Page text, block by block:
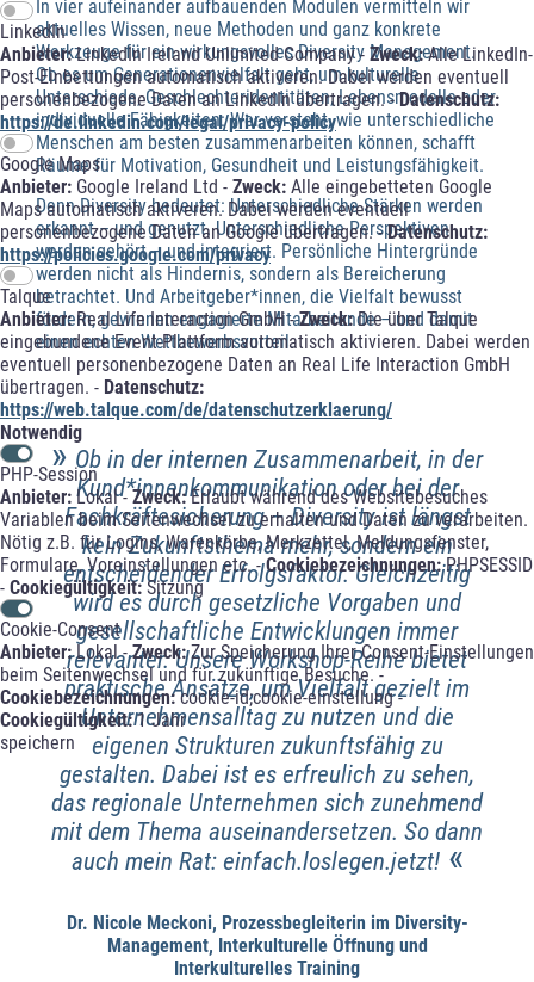
LinkedIn
Anbieter:LinkedIn Ireland Unlimited Company - Zweck:Alle LinkedIn-
Post-Einbettungen automatisch aktiveren. Dabei werden eventuell
personenbezogene Daten an LinkedIn übertragen. -Datenschutz:
https://de.linkedin.com/legal/privacy-policy
Google Maps
Anbieter: Google Ireland Ltd - Zweck: Alle eingebetteten Google
Maps automatisch aktiveren. Dabei werden eventuell
personenbezogene Daten an Google übertragen. -Datenschutz:
https://policies.google.com/privacy
Talque
Anbieter:Real Life Interaction GmbH -Zweck:Die über Talque
eingebundene Event-Plattform automatisch aktivieren. Dabei werden
eventuell personenbezogene Daten an Real Life Interaction GmbH
übertragen. - Datenschutz:
https://web.talque.com/de/datenschutzerklaerung/
Notwendig
PHP-Session
Anbieter: Lokal - Zweck:Erlaubt während des Websitebesuches
Variablen beim Seitenwechsel zu erhalten und Daten zu verarbeiten.
Nötig z.B. für Logins, Warenkörbe, Merkzettel, Meldungsfenster,
Formulare, Voreinstellungen etc. -Cookiebezeichnungen:PHPSESSID
- Cookiegültigkeit:Sitzung
Cookie-Consent
Anbieter:Lokal -Zweck:Zur Speicherung Ihrer Consent-Einstellungen
beim Seitenwechsel und für zukünftige Besuche. -
Cookiebezeichnungen:cookie-id;cookie-einstellung -
Cookiegültigkeit:1 Jahr
speichern
In vier aufeinander aufbauenden Modulen vermitteln wir
aktuelles Wissen, neue Methoden und ganz konkrete
Werkzeuge für ein wirkungsvolles Diversity Management.
Ob es um Generationenvielfalt geht, um kulturelle
Unterschiede, Geschlechteridentitäten, Lebensmodelle oder
individuelle Fähigkeiten: Wer versteht, wie unterschiedliche
Menschen am besten zusammenarbeiten können, schafft
Räume für Motivation, Gesundheit und Leistungsfähigkeit.
Denn Diversity bedeutet: Unterschiedliche Stärken werden
erkannt – und genutzt. Unterschiedliche Perspektiven
werden gehört – und integriert. Persönliche Hintergründe
werden nicht als Hindernis, sondern als Bereicherung
betrachtet. Und Arbeitgeber*innen, die Vielfalt bewusst
fördern, gewinnen engagierte Mitarbeitende – und damit
einen echten Wettbewerbsvorteil.
»Ob in der internen Zusammenarbeit, in der
Kund*innenkommunikation oder bei der
Fachkräftesicherung – Diversity ist längst
kein Zukunftsthema mehr, sondern ein
entscheidender Erfolgsfaktor. Gleichzeitig
wird es durch gesetzliche Vorgaben und
gesellschaftliche Entwicklungen immer
relevanter. Unsere Workshop-Reihe bietet
praktische Ansätze, um Vielfalt gezielt im
Unternehmensalltag zu nutzen und die
eigenen Strukturen zukunftsfähig zu
gestalten. Dabei ist es erfreulich zu sehen,
das regionale Unternehmen sich zunehmend
mit dem Thema auseinandersetzen. So dann
auch mein Rat: einfach.loslegen.jetzt!«
Dr. Nicole Meckoni, Prozessbegleiterin im Diversity-
Management, Interkulturelle Öffnung und
Interkulturelles Training